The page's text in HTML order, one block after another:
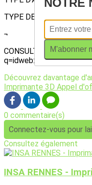
TYPE DE PROCÉDURE :
¬
CONSULTER L'AVIS :
q=idweb:"23-124601"
Découvrez davantage
Imprimante 3D Appel
0 commentaire(s)
Connectez-vous pour
Consultez également
INSA RENNES -
NOTRE
M'abonner